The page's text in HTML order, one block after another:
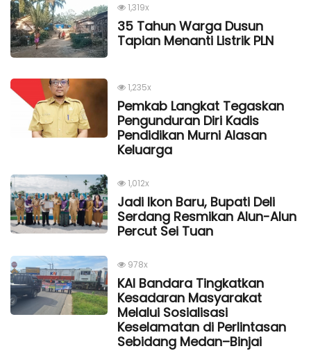
1,319x
35 Tahun Warga Dusun
Tapian Menanti Listrik PLN
1,235x
Pemkab Langkat Tegaskan
Pengunduran Diri Kadis
Pendidikan Murni Alasan
Keluarga
1,012x
Jadi Ikon Baru, Bupati Deli
Serdang Resmikan Alun-Alun
Percut Sei Tuan
978x
KAI Bandara Tingkatkan
Kesadaran Masyarakat
Melalui Sosialisasi
Keselamatan di Perlintasan
Sebidang Medan–Binjai